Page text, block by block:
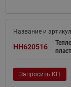
HH620516
Запросить КП